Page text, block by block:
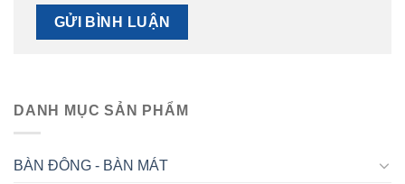
DANH MỤC SẢN PHẨM
BÀN ĐÔNG - BÀN MÁT